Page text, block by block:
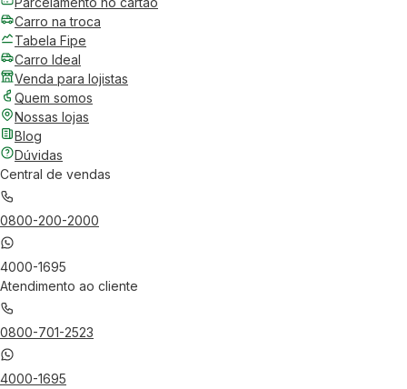
Carro na troca
Tabela Fipe
Carro Ideal
Venda para lojistas
Quem somos
Nossas lojas
Blog
Dúvidas
Central de vendas
0800-200-2000
4000-1695
Atendimento ao cliente
0800-701-2523
4000-1695